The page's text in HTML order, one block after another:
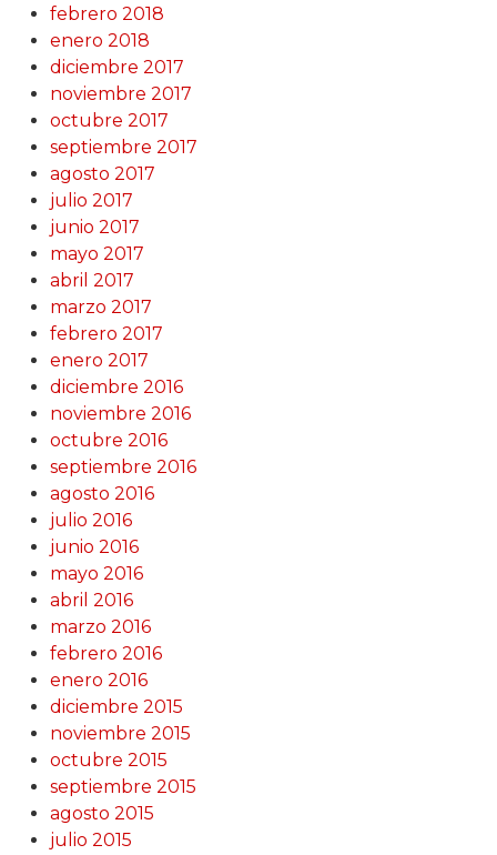
febrero 2018
enero 2018
diciembre 2017
noviembre 2017
octubre 2017
septiembre 2017
agosto 2017
julio 2017
junio 2017
mayo 2017
abril 2017
marzo 2017
febrero 2017
enero 2017
diciembre 2016
noviembre 2016
octubre 2016
septiembre 2016
agosto 2016
julio 2016
junio 2016
mayo 2016
abril 2016
marzo 2016
febrero 2016
enero 2016
diciembre 2015
noviembre 2015
octubre 2015
septiembre 2015
agosto 2015
julio 2015